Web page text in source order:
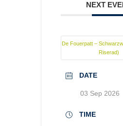
NEXT
De Fouerpatt –
Riserad)
DATE
03 Sep 2026
TIME